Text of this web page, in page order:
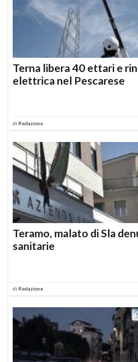
Terna libera 40 ettari e
elettrica nel Pescarese
di Redazione
Teramo, malato di Sla
sanitarie
di Redazione